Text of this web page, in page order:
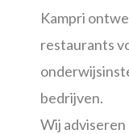
Kampri
restaurants
bedrijven.
Wij